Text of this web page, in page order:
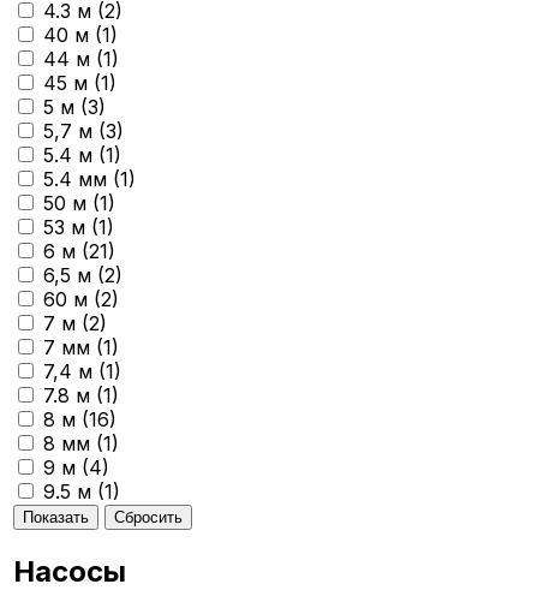
4.3 м (2)
40 м (1)
44 м (1)
45 м (1)
5 м (3)
5,7 м (3)
5.4 м (1)
5.4 мм (1)
50 м (1)
53 м (1)
6 м (21)
6,5 м (2)
60 м (2)
7 м (2)
7 мм (1)
7,4 м (1)
7.8 м (1)
8 м (16)
8 мм (1)
9 м (4)
9.5 м (1)
Насосы